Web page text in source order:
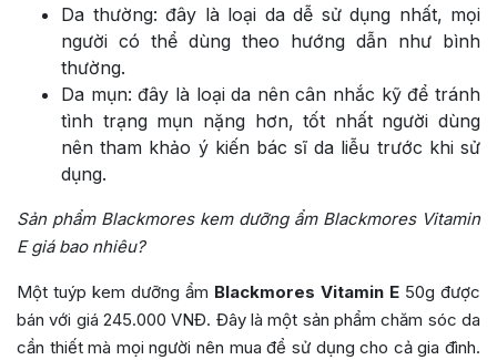
Da thường: đây là loại da dễ sử dụng nhất, mọi
người có thể dùng theo hướng dẫn như bình
thường.
Da mụn: đây là loại da nên cân nhắc kỹ để tránh
tình trạng mụn nặng hơn, tốt nhất người dùng
nên tham khảo ý kiến bác sĩ da liễu trước khi sử
dụng.
Sản phẩm Blackmores kem dưỡng ẩm Blackmores Vitamin
E giá bao nhiêu?
Một tuýp kem dưỡng ẩm Blackmores Vitamin E 50g được
bán với giá 245.000 VNĐ. Đây là một sản phẩm chăm sóc da
cần thiết mà mọi người nên mua để sử dụng cho cả gia đình.